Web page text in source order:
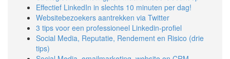
Effectief LinkedIn in slechts 10 minuten per dag!
Websitebezoekers aantrekken via Twitter
3 tips voor een professioneel Linkedin-profiel
Social Media, Reputatie, Rendement en Risico (drie
tips)